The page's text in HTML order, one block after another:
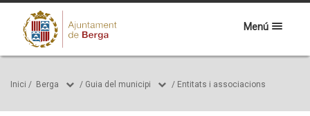
Menú
Inici / Berga / Guia del municipi / Entitats i associacions